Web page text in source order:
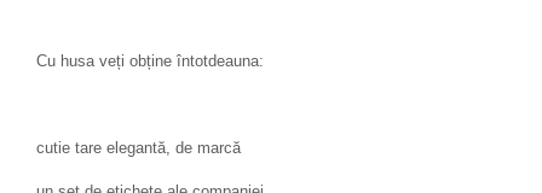
Cu husa veți obține întotdeauna:
cutie tare elegantă, de marcă